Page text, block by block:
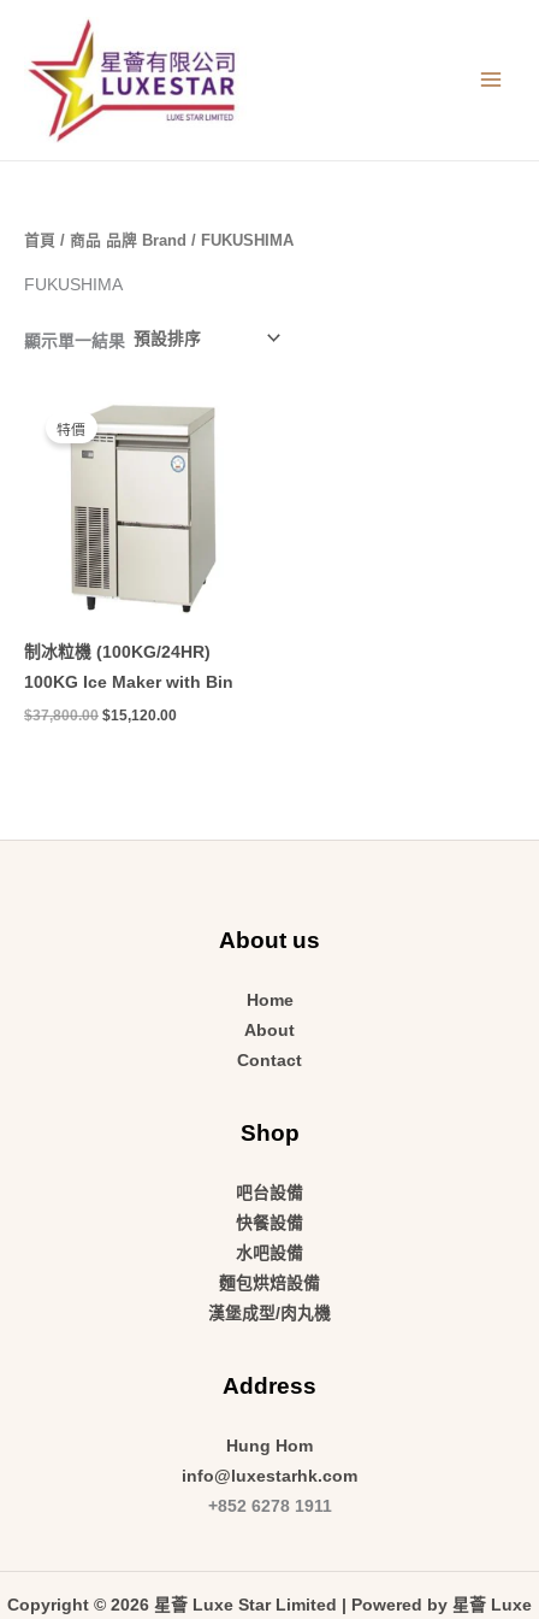
首頁 / 商品 品牌 Brand / FUKUSHIMA
FUKUSHIMA
顯示單一結果
特價
制冰粒機 (100KG/24HR)
100KG Ice Maker with Bin
$37,800.00
價
$37,800.00。
$15,120.00
價
格：
$15,120.00。
About us
Home
About
Contact
Shop
吧台設備
快餐設備
水吧設備
麵包烘焙設備
漢堡成型/肉丸機
Address
Hung Hom
info@luxestarhk.com
+852 6278 1911
Copyright © 2026 星薈 Luxe Star Limited | Powered by 星薈 Luxe